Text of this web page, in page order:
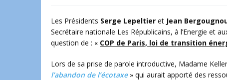
Les Présidents Serge Lepeltier et Jean
Secrétaire nationale Les Républicains, à l’Energie et
question de : « COP de Paris, loi de transition
Lors de sa prise de parole introductive, Madame
l’abandon de l’écotaxe» qui aurait apporté des